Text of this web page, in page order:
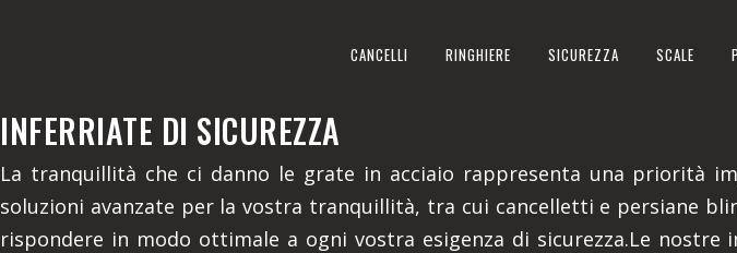
CANCELLI RINGHIERE SICUREZZA SCALE
REALIZZIAMO A MIAGLIANO IN PROVINCIA
INFERRIATE DI SICUREZZA
La tranquillità che ci danno le grate in acciaio rappresenta una priorità
soluzioni avanzate per la vostra tranquillità, tra cui cancelletti e persiane
rispondere in modo ottimale a ogni vostra esigenza di sicurezza.Le